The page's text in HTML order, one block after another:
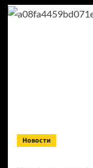
Новости